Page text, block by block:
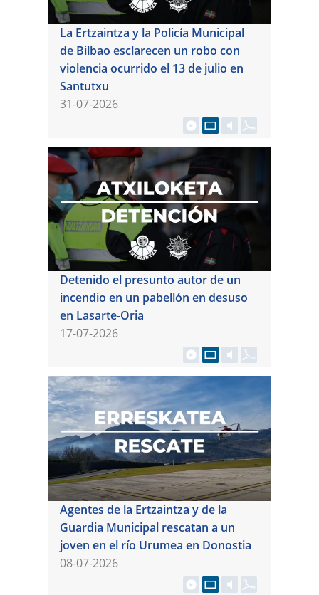
La Ertzaintza y la Policía Municipal
de Bilbao esclarecen un robo con
violencia ocurrido el 13 de julio en
Santutxu
31-07-2026
Detenido el presunto autor de un
incendio en un pabellón en desuso
en Lasarte-Oria
17-07-2026
Agentes de la Ertzaintza y de la
Guardia Municipal rescatan a un
joven en el río Urumea en Donostia
08-07-2026